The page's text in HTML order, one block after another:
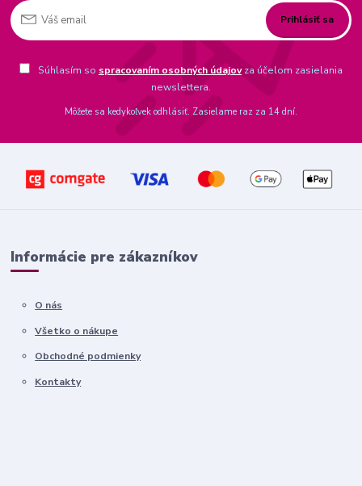
Prihlásiť sa
Súhlasím so spracovaním osobných údajovza účelom zasielania
newslettera.
Môžete sa kedykoľvek odhlásiť. Zasielame raz za 14 dní.
Informácie pre zákazníkov
O nás
Všetko o nákupe
Obchodné podmienky
Kontakty